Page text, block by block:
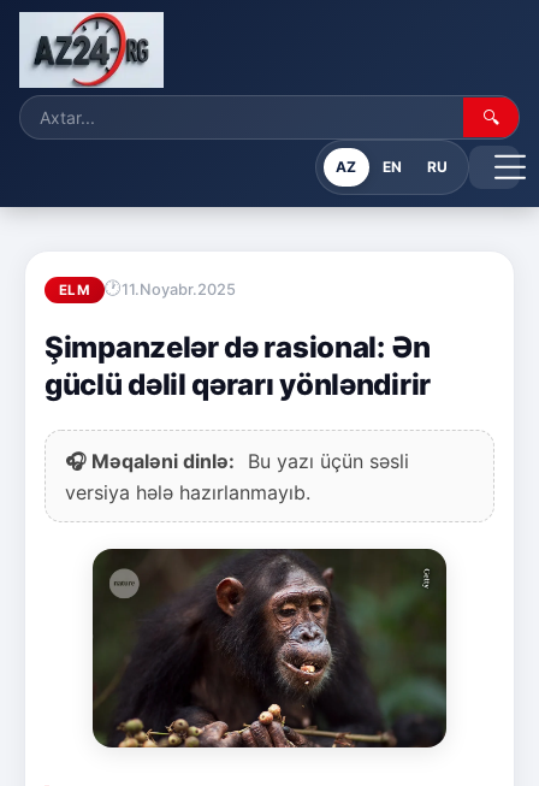
🔍
AZ EN RU
ELM 11.Noyabr.2025
Şimpanzelər də rasional: Ən
güclü dəlil qərarı yönləndirir
🎧 Məqaləni dinlə:
Bu yazı üçün səsli
versiya hələ hazırlanmayıb.